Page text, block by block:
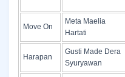
Move On
Meta Maelia
Hartati
Harapan
Gusti Made Dera
Syuryawan